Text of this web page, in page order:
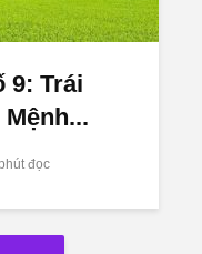
9: Trái
đọc